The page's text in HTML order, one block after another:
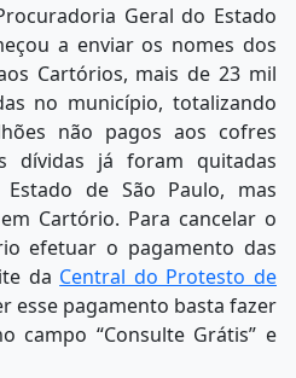
Geral do Estado
a enviar os nomes dos
Cartórios, mais de 23 mil
no município, totalizando
não pagos aos cofres
dívidas já foram quitadas
de São Paulo, mas
Cartório. Para cancelar o
efetuar o pagamento das
da Central do Protesto de
esse pagamento basta fazer
campo “Consulte Grátis” e